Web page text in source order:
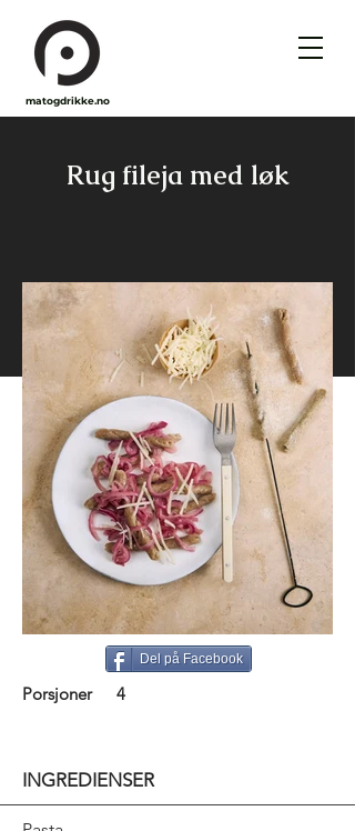
matogdrikke.no
Rug fileja med løk
Del på Facebook
Porsjoner 4
INGREDIENSER